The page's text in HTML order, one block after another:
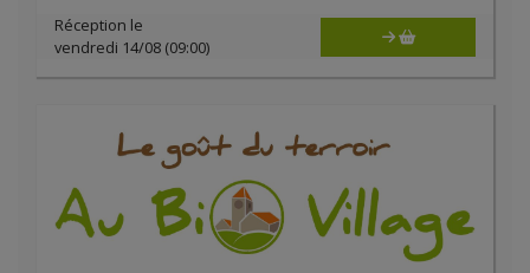
Réception le
vendredi 14/08 (09:00)